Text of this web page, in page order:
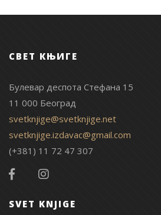
СВЕТ КЊИГЕ
Булевар деспота Стефана 15
11 000 Београд
svetknjige@svetknjige.net
svetknjige.izdavac@gmail.com
(+381) 11 72 47 307
SVET KNJIGE